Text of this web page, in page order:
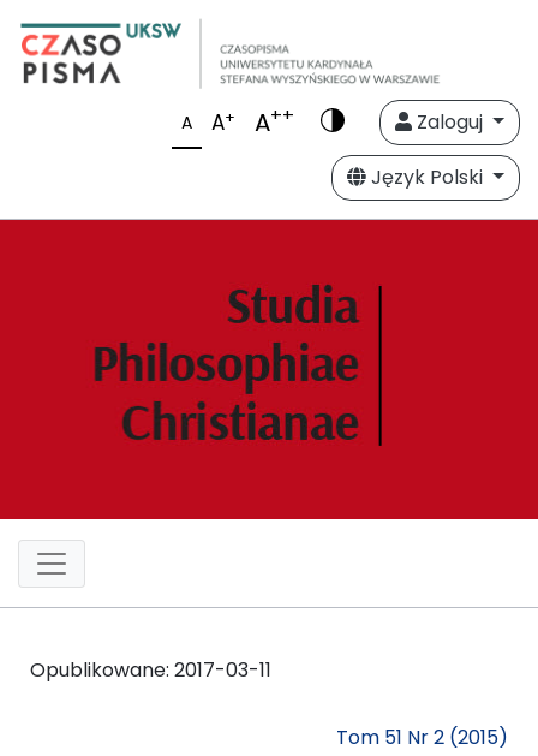
A A+ A++
Zaloguj
Język Polski
Opublikowane: 2017-03-11
Tom 51 Nr 2 (2015)